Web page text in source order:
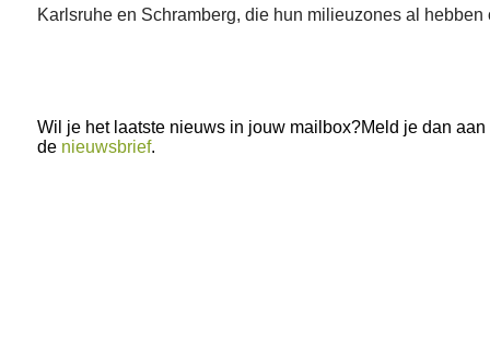
Karlsruhe en Schramberg, die hun milieuzones al hebben
Wil je het laatste nieuws in jouw mailbox?Meld je dan aan
de nieuwsbrief.